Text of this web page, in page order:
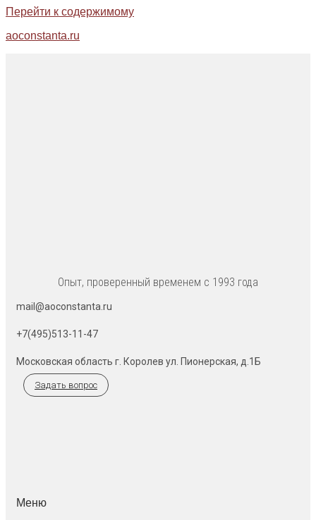
Перейти к содержимому
aoconstanta.ru
Опыт, проверенный временем с 1993 года
mail@aoconstanta.ru
+7(495)513-11-47
Московская область г. Королев ул. Пионерская, д.1Б
Задать вопрос
Меню